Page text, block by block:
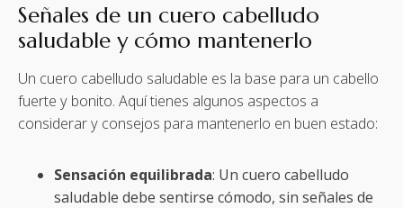
Señales de un cuero cabelludo
saludable y cómo mantenerlo
Un cuero cabelludo saludable es la base para un cabello
fuerte y bonito. Aquí tienes algunos aspectos a
considerar y consejos para mantenerlo en buen estado:
Sensación equilibrada: Un cuero cabelludo
saludable debe sentirse cómodo, sin señales de